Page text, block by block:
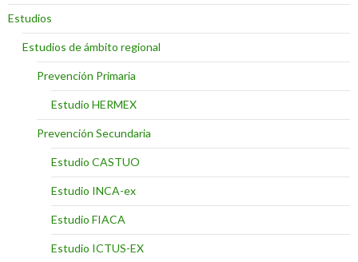
Estudios
Estudios de ámbito regional
Prevención Primaria
Estudio HERMEX
Prevención Secundaria
Estudio CASTUO
Estudio INCA-ex
Estudio FIACA
Estudio ICTUS-EX